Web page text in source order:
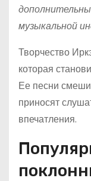
музыкальной
Творчество
которая
Ее песни
приносят
впечатления.